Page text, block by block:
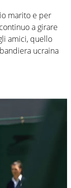
marito e per
a girare
amici, quello
ucraina